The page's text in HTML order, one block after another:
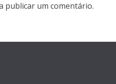
publicar um comentário.